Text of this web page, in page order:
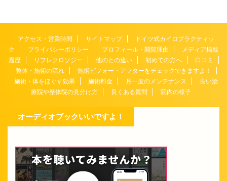
アクセス・営業時間 サイトマップ
ドイツ式カイロプラクティッ
ク
プライバシーポリシー プロフィール・開院理由
メディア掲載
履歴
リフレクロソジー 他のとの違い 初めての方へ
口コミ
整体・施術の流れ
施術ビフォー・アフターをチェックできますよ！
施術・体をほぐす効果
施術料金 月一度のメンテナンス
良い治
療院や整体院の見分け方
良くある質問 院内の様子
オーディオブックいいですよ！